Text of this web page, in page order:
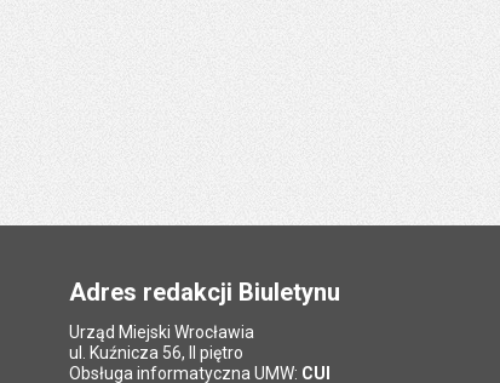
Adres redakcji Biuletynu
Urząd Miejski Wrocławia
ul. Kuźnicza 56, II piętro
Obsługa informatyczna UMW: CUI